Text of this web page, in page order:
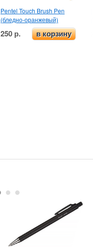
Pentel Touch Brush Pen
(бледно-оранжевый)
250 р. в корзину